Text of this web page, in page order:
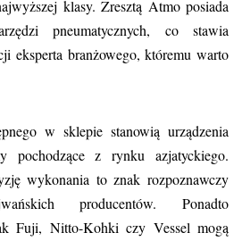
klasy. Zresztą Atmo posiada
pneumatycznych, co stawia
eksperta branżowego, któremu warto
w sklepie stanowią urządzenia
pochodzące z rynku azjatyckiego.
wykonania to znak rozpoznawczy
producentów. Ponadto
Fuji, Nitto-Kohki czy Vessel mogą